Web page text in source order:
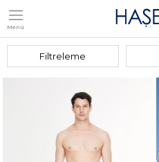
Menü
Filtreleme